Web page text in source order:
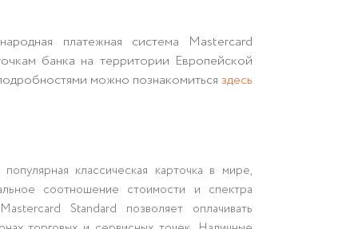
платежная система Mastercard
банка на территории Европейской
можно познакомиться здесь
классическая карточка в мире,
соотношение стоимости и спектра
Standard позволяет оплачивать